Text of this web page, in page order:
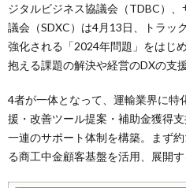
ジタルビジネス協議会（TDBC）
議会（SDXC）は4月13日、トラッ
強化される「2024年問題」をはじ
抱える課題の解決や経営のDXの支
4者が一体となって、運輸業界に特
援・改善ツール提案・補助金獲得
一連のサポート体制を構築。まず
る商工中金顧客基盤を活用、展開す